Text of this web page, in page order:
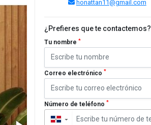
honattan11@gmail.com
¿Prefieres que te contactemos?
Tu nombre *
Correo electrónico *
Número de teléfono *
▼